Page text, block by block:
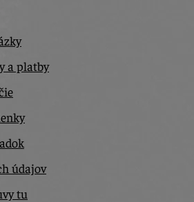
a platby
údajov
tu